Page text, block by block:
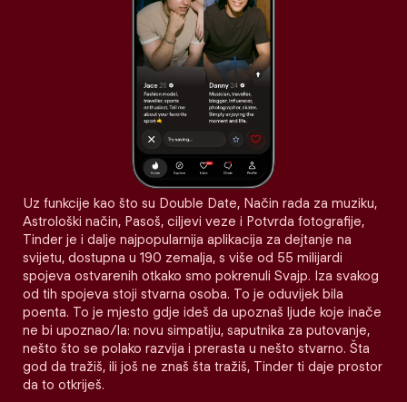
Uz funkcije kao što su Double Date, Način rada za muziku,
Astrološki način, Pasoš, ciljevi veze i Potvrda fotografije,
Tinder je i dalje najpopularnija aplikacija za dejtanje na
svijetu, dostupna u 190 zemalja, s više od 55 milijardi
spojeva ostvarenih otkako smo pokrenuli Svajp. Iza svakog
od tih spojeva stoji stvarna osoba. To je oduvijek bila
poenta. To je mjesto gdje ideš da upoznaš ljude koje inače
ne bi upoznao/la: novu simpatiju, saputnika za putovanje,
nešto što se polako razvija i prerasta u nešto stvarno. Šta
god da tražiš, ili još ne znaš šta tražiš, Tinder ti daje prostor
da to otkriješ.